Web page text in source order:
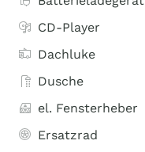
CD-Player
Dachluke
Dusche
el. Fensterheber
Ersatzrad